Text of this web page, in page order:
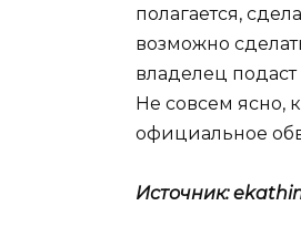
полагается,
возможно
владелец
Не совсем ясно,
официальное
Источник: